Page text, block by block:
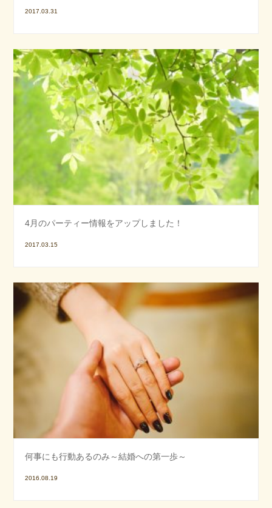
2017.03.31
4月のパーティー情報をアップしました！
2017.03.15
何事にも行動あるのみ～結婚への第一歩～
2016.08.19